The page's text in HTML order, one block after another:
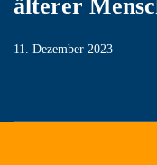
älterer
11. Dezember 2023